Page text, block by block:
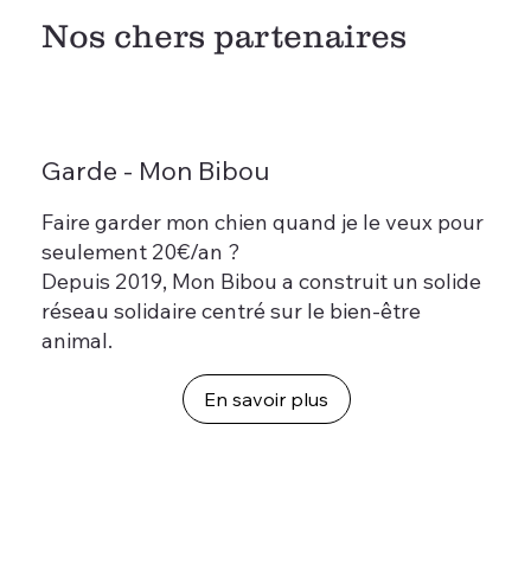
Nos chers partenaires
Garde - Mon Bibou
Faire garder mon chien quand je le veux pour
seulement 20€/an ?
Depuis 2019, Mon Bibou a construit un solide
réseau solidaire centré sur le bien-être
animal.
En savoir plus